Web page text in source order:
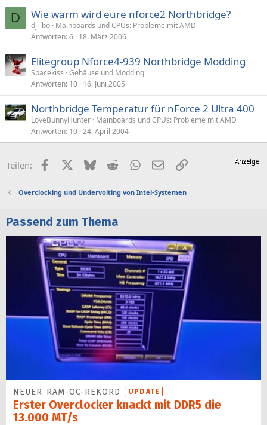
D Wie warm wird eure nforce2 Northbridge?
dj_ibo Mainboards und CPUs: Probleme mit AMD
Antworten 6 18. März 2006
Elitegroup Nforce4-939 Northbridge Modding
Spacekiss Gehäuse und Modding
Antworten 10 16. Juni 2005
Northbridge Temperatur für nForce 2 Ultra 400
LoveBunnyHunter Mainboards und CPUs: Probleme mit AMD
Antworten 10 24. April 2004
Teilen: FacebookX (Twitter)
BlueskyRedditWhatsApp
E-MailLink
Overclocking und Undervolting von Intel-Systemen
Passend zum Thema
NEUER RAM-OC-REKORD UPDATE
Erster Overclocker knackt mit DDR5 die
13.000 MT/s